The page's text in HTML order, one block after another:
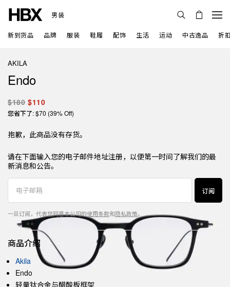
男装
新到货品 品牌 服装 鞋履 配饰 生活 运动 中古逸品 折
AKILA
Endo
$180 $110
您省下了: $70 (39% Off)
抱歉，此商品没有存货。
请在下面输入您的电子邮件地址注册，以便第一时间了解我们的最
新消息和公告。
订阅
一旦订阅，代表您同意本公司的使用条款和隐私政策。
商品介绍
Akila
Endo
轻量钛合金与醋酸板框架